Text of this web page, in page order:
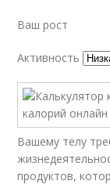
Ваш рост
Активность
Вашему телу
продуктов,